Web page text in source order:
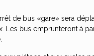
de bus «gare» sera
Les bus emprunteront à